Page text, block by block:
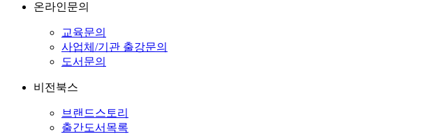
온라인문의
교육문의
사업체/기관 출강문의
도서문의
비전북스
브랜드스토리
출간도서목록